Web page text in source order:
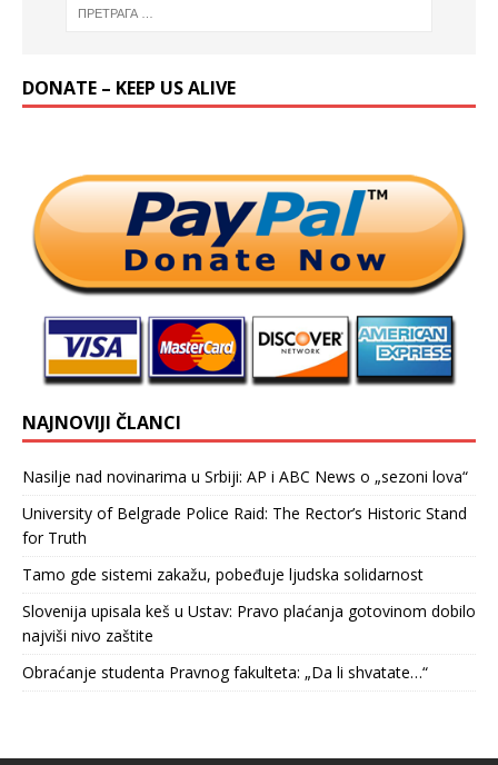
DONATE – KEEP US ALIVE
NAJNOVIJI ČLANCI
Nasilje nad novinarima u Srbiji: AP i ABC News o „sezoni lova“
University of Belgrade Police Raid: The Rector’s Historic Stand
for Truth
Tamo gde sistemi zakažu, pobeđuje ljudska solidarnost
Slovenija upisala keš u Ustav: Pravo plaćanja gotovinom dobilo
najviši nivo zaštite
Obraćanje studenta Pravnog fakulteta: „Da li shvatate…“